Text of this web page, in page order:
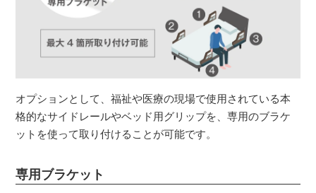
オプションとして、福祉や医療の現場で使用されている本
格的なサイドレールやベッド用グリップを、専用のブラケ
ットを使って取り付けることが可能です。
専用ブラケット